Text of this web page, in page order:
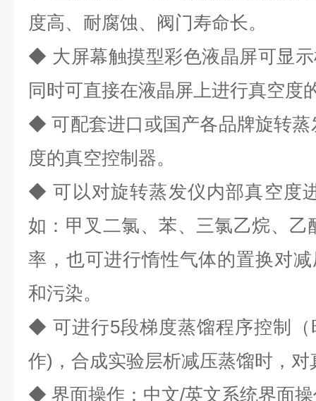
度高、耐腐蚀、阀门寿命长。
◆ 大屏幕触摸型彩色液晶屏可显
同时可直接在液晶屏上进行真空度
◆ 可配套进口或国产各品牌旋转
度的真空控制器。
◆ 可以对旋转蒸发仪内部真空度
如：甲叉二氯、苯、三氯乙烷、
率，也可进行惰性气体的置换对
和污染。
◆ 可进行5段梯度蒸馏程序控制（
作)，合成实验层析减压蒸馏时，
◆ 界面操作：中文/英文系统界面